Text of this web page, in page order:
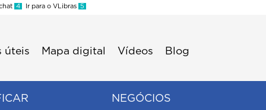
4 Ir para o VLibras 5
úteis Mapa digital Vídeos Blog
NEGÓCIOS